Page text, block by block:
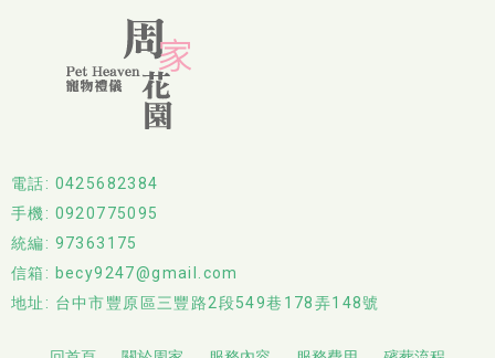
電話: 0425682384
手機: 0920775095
統編: 97363175
信箱: becy9247@gmail.com
地址: 台中市豐原區三豐路2段549巷178弄148號